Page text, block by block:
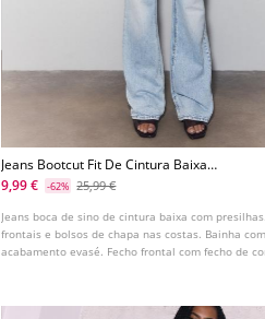
Jeans Bootcut Fit De Cintura Baixa
L07364590
9,99 € -62% 25,99 €
Jeans boca de sino de cintura baixa com
frontais e bolsos de chapa nas costas. Bainha com
acabamento evasé. Fecho frontal com fecho de